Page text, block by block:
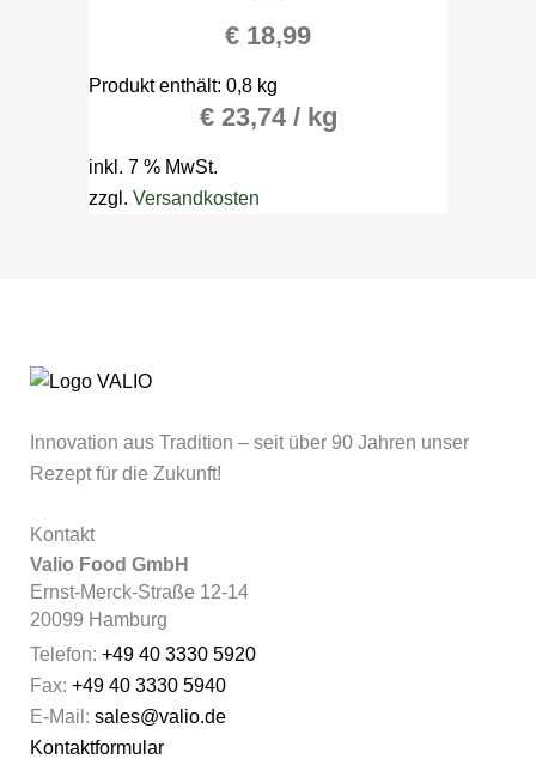
€ 18,99
Produkt enthält: 0,8 kg
€ 23,74/ kg
inkl. 7 % MwSt.
zzgl. Versandkosten
Innovation aus Tradition – seit über 90 Jahren unser
Rezept für die Zukunft!
Kontakt
Valio Food GmbH
Ernst-Merck-Straße 12-14
20099 Hamburg
Telefon: +49 40 3330 5920
Fax: +49 40 3330 5940
E-Mail: sales@valio.de
Kontaktformular